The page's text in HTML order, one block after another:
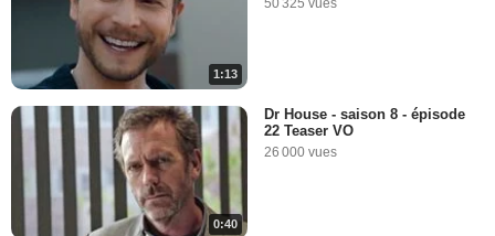
1:13
50 325 vues
0:40
Dr House - saison 8 - épisode
22 Teaser VO
26 000 vues